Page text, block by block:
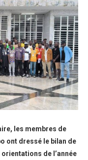
les membres de
ont dressé le bilan de
de l’année